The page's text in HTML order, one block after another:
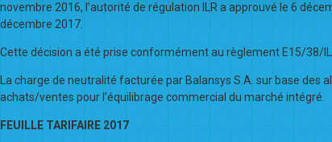
novembre 2016, l’autorité de régulation ILR a approuvé le 6
décembre 2017.
Cette décision a été prise conformément au règlement E15/38/
La charge de neutralité facturée par Balansys S.A. sur base
achats/ventes pour l’équilibrage commercial du marché intégré.
FEUILLE TARIFAIRE 2017